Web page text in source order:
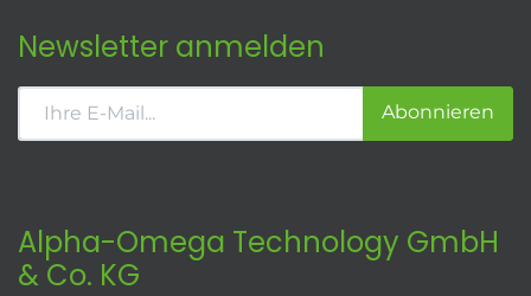
Newsletter anmelden
Abonnieren
Alpha-Omega Technology GmbH
& Co. KG